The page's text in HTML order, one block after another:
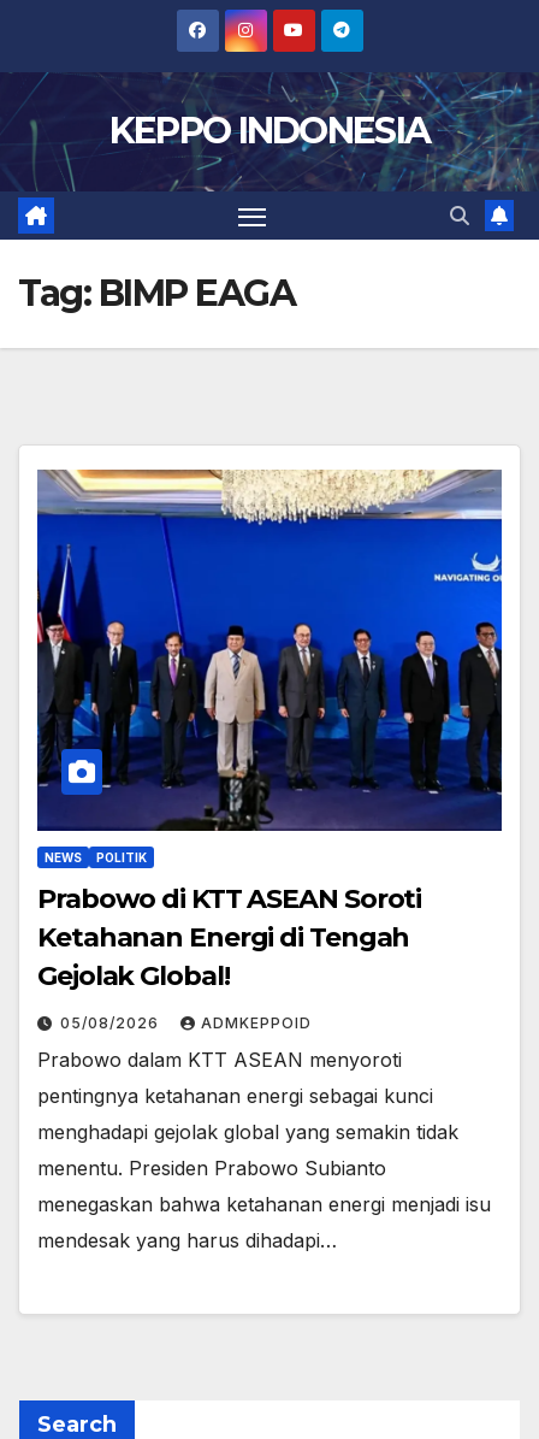
content
KEPPO INDONESIA
Tag: BIMP EAGA
NEWS POLITIK
Prabowo di KTT ASEAN Soroti
Ketahanan Energi di Tengah
Gejolak Global!
05/08/2026 ADMKEPPOID
Prabowo dalam KTT ASEAN menyoroti
pentingnya ketahanan energi sebagai kunci
menghadapi gejolak global yang semakin tidak
menentu. Presiden Prabowo Subianto
menegaskan bahwa ketahanan energi menjadi isu
mendesak yang harus dihadapi…
Search